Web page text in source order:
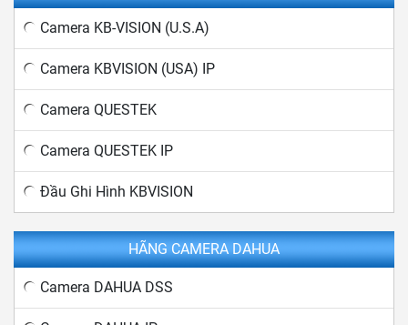
Camera KB-VISION (U.S.A)
Camera KBVISION (USA) IP
Camera QUESTEK
Camera QUESTEK IP
Đầu Ghi Hình KBVISION
HÃNG CAMERA DAHUA
Camera DAHUA DSS